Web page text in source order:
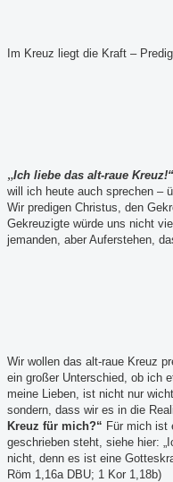
Im Kreuz liegt die Kraft –
„Ich liebe das alt-raue Kreuz!“
will ich heute auch sprechen –
Wir predigen Christus, den
Gekreuzigte würde uns nicht
jemanden, aber Auferstehen,
Wir wollen das alt-raue Kreuz
ein großer Unterschied, ob ich
meine Lieben, ist nicht nur
sondern, dass wir es in die
Kreuz für mich?“ Für mich ist
geschrieben steht, siehe hier:
nicht, denn es ist eine
Röm 1,16a DBU; 1 Kor 1,18b)